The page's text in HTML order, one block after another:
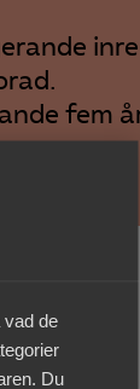
vad de
Du
inre
fem